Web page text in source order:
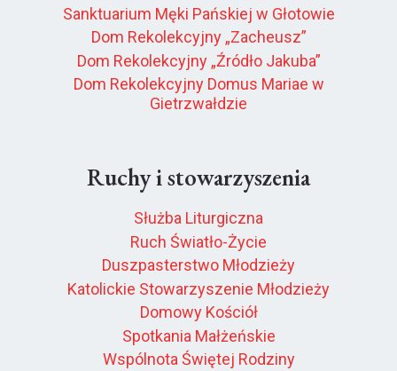
Sanktuarium Męki Pańskiej w Głotowie
Dom Rekolekcyjny „Zacheusz”
Dom Rekolekcyjny „Źródło Jakuba”
Dom Rekolekcyjny Domus Mariae w
Gietrzwałdzie
Ruchy i stowarzyszenia
Służba Liturgiczna
Ruch Światło-Życie
Duszpasterstwo Młodzieży
Katolickie Stowarzyszenie Młodzieży
Domowy Kościół
Spotkania Małżeńskie
Wspólnota Świętej Rodziny